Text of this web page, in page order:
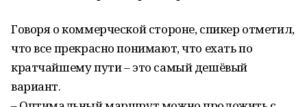
Говоря о коммерческой стороне, спикер отметил,
что все прекрасно понимают, что ехать по
кратчайшему пути – это самый дешёвый
вариант.